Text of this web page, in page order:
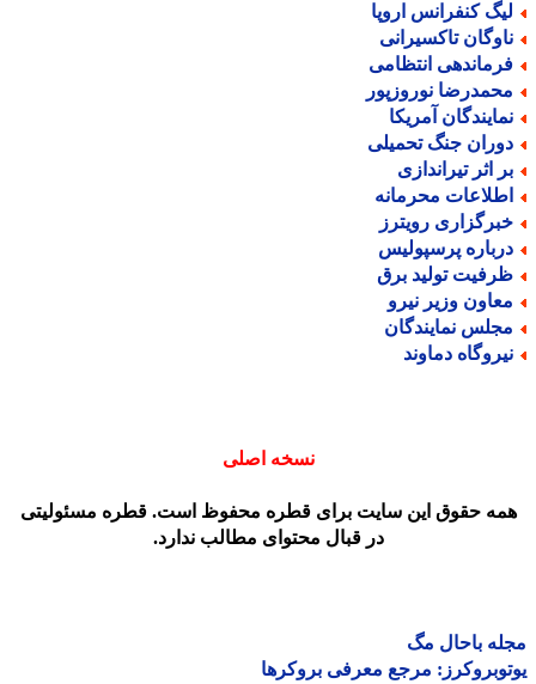
کنفرانس اروپا
تاکسیرانی
انتظامی
نوروزپور
آمریکا
جنگ تحمیلی
اثر تیراندازی
محرمانه
رویترز
پرسپولیس
تولید برق
وزیر نیرو
نمایندگان
دماوند
نسخه اصلی
حقوق این سایت برای قطره محفوظ است. قطره مسئولیتی
در قبال محتوای مطالب ندارد.
باحال مگ
مرجع معرفی بروکرها